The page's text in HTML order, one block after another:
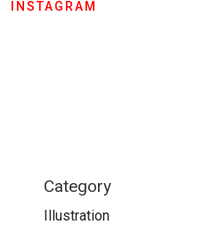
INSTAGRAM
Category
Illustration